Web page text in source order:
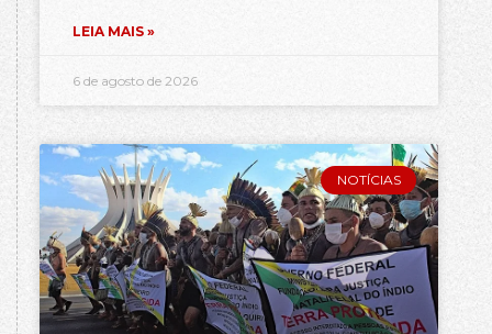
LEIA MAIS »
6 de agosto de 2026
NOTÍCIAS